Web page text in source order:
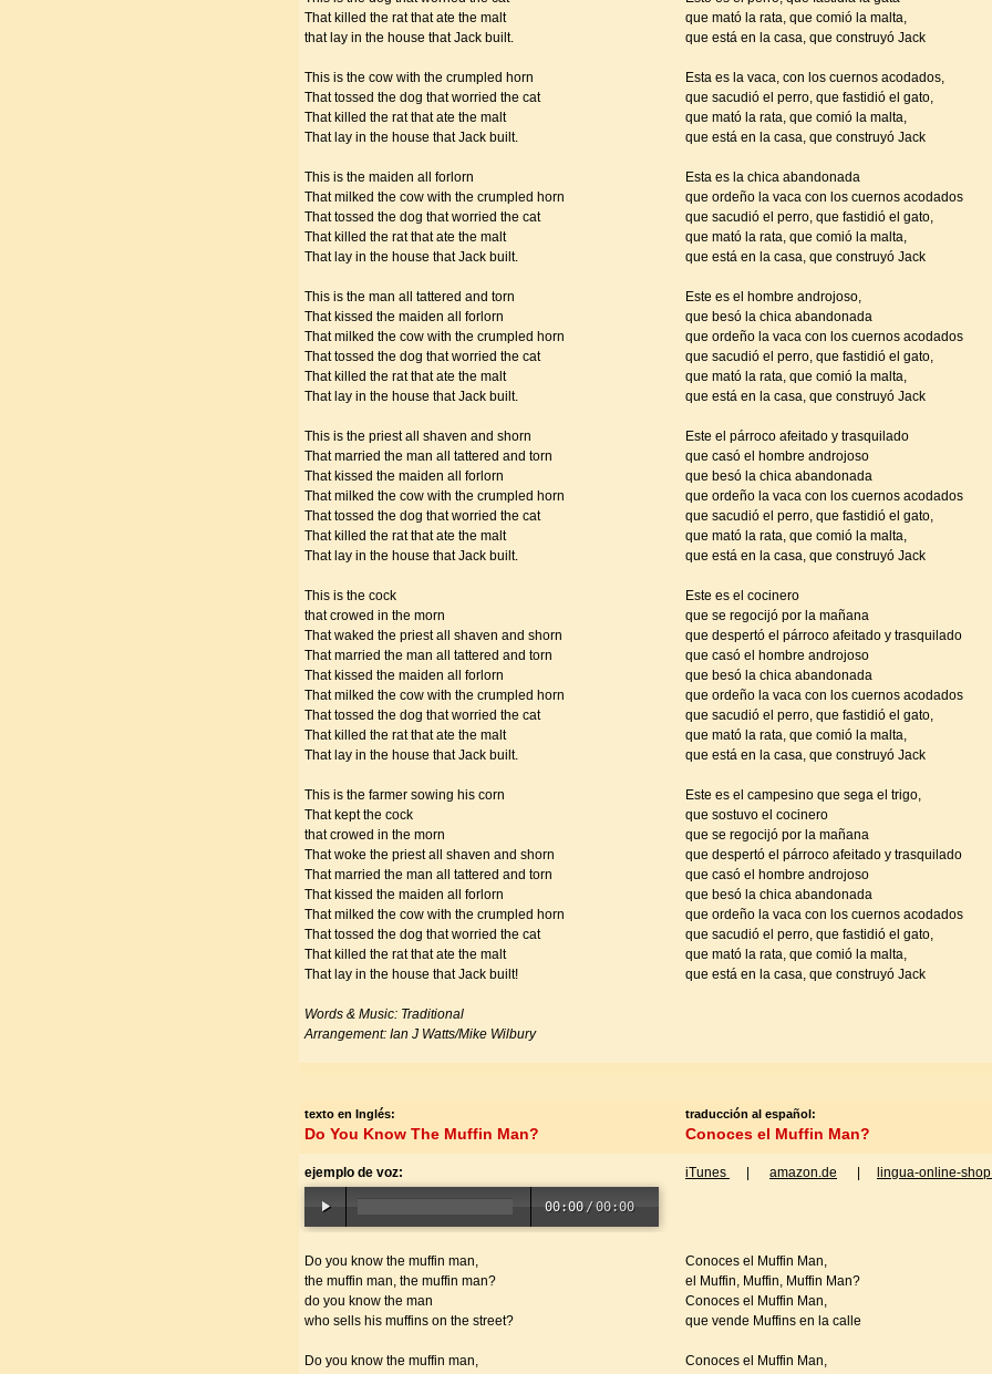
That killed the rat that ate the malt
that lay in the house that Jack built.
This is the cow with the crumpled horn
That tossed the dog that worried the cat
That killed the rat that ate the malt
That lay in the house that Jack built.
This is the maiden all forlorn
That milked the cow with the crumpled horn
That tossed the dog that worried the cat
That killed the rat that ate the malt
That lay in the house that Jack built.
This is the man all tattered and torn
That kissed the maiden all forlorn
That milked the cow with the crumpled horn
That tossed the dog that worried the cat
That killed the rat that ate the malt
That lay in the house that Jack built.
This is the priest all shaven and shorn
That married the man all tattered and torn
That kissed the maiden all forlorn
That milked the cow with the crumpled horn
That tossed the dog that worried the cat
That killed the rat that ate the malt
That lay in the house that Jack built.
This is the cock
that crowed in the morn
That waked the priest all shaven and shorn
That married the man all tattered and torn
That kissed the maiden all forlorn
That milked the cow with the crumpled horn
That tossed the dog that worried the cat
That killed the rat that ate the malt
That lay in the house that Jack built.
This is the farmer sowing his corn
That kept the cock
that crowed in the morn
That woke the priest all shaven and shorn
That married the man all tattered and torn
That kissed the maiden all forlorn
That milked the cow with the crumpled horn
That tossed the dog that worried the cat
That killed the rat that ate the malt
That lay in the house that Jack built!
Words & Music: Traditional
Arrangement: Ian J Watts/Mike Wilbury
que mató la rata, que comió la malta,
que está en la casa, que construyó Jack
Esta es la vaca, con los cuernos acodados,
que sacudió el perro, que fastidió el gato,
que mató la rata, que comió la malta,
que está en la casa, que construyó Jack
Esta es la chica abandonada
que ordeño la vaca con los cuernos acodados
que sacudió el perro, que fastidió el gato,
que mató la rata, que comió la malta,
que está en la casa, que construyó Jack
Este es el hombre androjoso,
que besó la chica abandonada
que ordeño la vaca con los cuernos acodados
que sacudió el perro, que fastidió el gato,
que mató la rata, que comió la malta,
que está en la casa, que construyó Jack
Este el párroco afeitado y trasquilado
que casó el hombre androjoso
que besó la chica abandonada
que ordeño la vaca con los cuernos acodados
que sacudió el perro, que fastidió el gato,
que mató la rata, que comió la malta,
que está en la casa, que construyó Jack
Este es el cocinero
que se regocijó por la mañana
que despertó el párroco afeitado y trasquilado
que casó el hombre androjoso
que besó la chica abandonada
que ordeño la vaca con los cuernos acodados
que sacudió el perro, que fastidió el gato,
que mató la rata, que comió la malta,
que está en la casa, que construyó Jack
Este es el campesino que sega el trigo,
que sostuvo el cocinero
que se regocijó por la mañana
que despertó el párroco afeitado y trasquilado
que casó el hombre androjoso
que besó la chica abandonada
que ordeño la vaca con los cuernos acodados
que sacudió el perro, que fastidió el gato,
que mató la rata, que comió la malta,
que está en la casa, que construyó Jack
texto en Inglés:
Do You Know The Muffin Man?
traducción al español:
Conoces el Muffin Man?
ejemplo de voz:
00:00 /00:00
iTunes amazon.de lingua-online-
Do you know the muffin man,
the muffin man, the muffin man?
do you know the man
who sells his muffins on the street?
Do you know the muffin man,
Conoces el Muffin Man,
el Muffin, Muffin, Muffin Man?
Conoces el Muffin Man,
que vende Muffins en la calle
Conoces el Muffin Man,